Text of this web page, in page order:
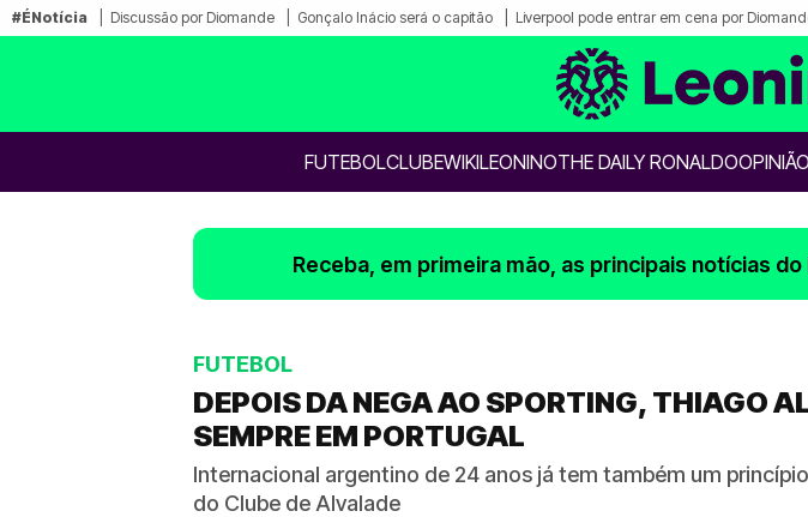
#ÉNotícia Discussão por Diomande Gonçalo Inácio será o capitão Liverpool pode entrar em cena por
FUTEBOLCLUBEWIKILEONINOTHE DAILY RONALDOOPINIÃO
Receba, em primeira mão, as principais notícias
FUTEBOL
DEPOIS DA NEGA AO SPORTING, THIAGO
SEMPRE EM PORTUGAL
Internacional argentino de 24 anos já tem também um
do Clube de Alvalade